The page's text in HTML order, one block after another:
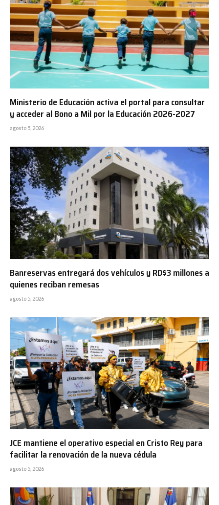
Ministerio de Educación activa el portal para consultar
y acceder al Bono a Mil por la Educación 2026-2027
agosto 5, 2026
Banreservas entregará dos vehículos y RD$3 millones a
quienes reciban remesas
agosto 5, 2026
JCE mantiene el operativo especial en Cristo Rey para
facilitar la renovación de la nueva cédula
agosto 5, 2026